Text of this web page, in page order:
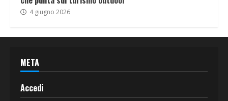
4 giugno 2026
META
Accedi